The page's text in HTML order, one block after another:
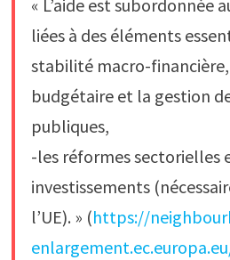
« L’aide est subordonnée
liées à des éléments
stabilité macro-
budgétaire et la gestion
publiques,
-les réformes sectorielles
investissements
l’UE). » (https://